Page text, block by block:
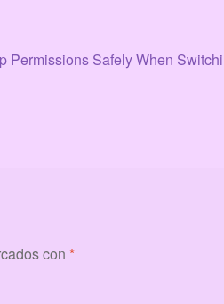
Permissions Safely When
con *